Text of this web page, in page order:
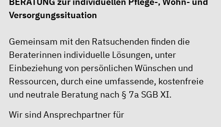
Versorgungssituation
Gemeinsam mit den Ratsuchenden finden die
Beraterinnen individuelle Lösungen, unter
Einbeziehung von persönlichen Wünschen und
Ressourcen, durch eine umfassende, kostenfreie
und neutrale Beratung nach § 7a SGB XI.
Wir sind Ansprechpartner für